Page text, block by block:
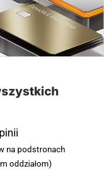
korzystając
w błąd)
na podstronach
oddziałom)